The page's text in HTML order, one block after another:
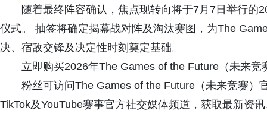
随着最终阵容确认，焦点现转向将于7月7日举行的
仪式。 抽签将确定揭幕战对阵及淘汰赛图，为The
决、宿敌交锋及决定性时刻奠定基础。
立即购买2026年The Games of the Future（未来竞
粉丝可访问The Games of the Future（未来竞赛）
TikTok及YouTube赛事官方社交媒体频道，获取最新资